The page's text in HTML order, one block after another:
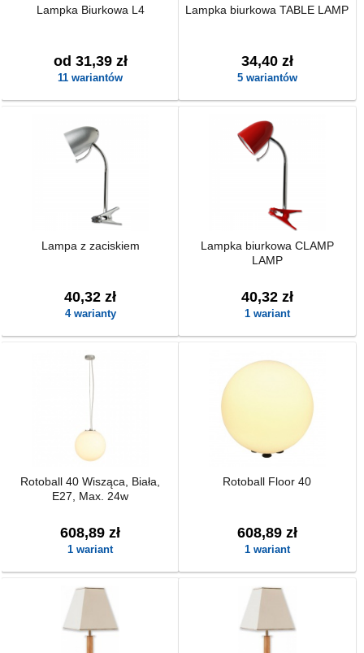
Lampka Biurkowa L4
od 31,39 zł
11 wariantów
Lampka biurkowa TABLE LAMP
34,40 zł
5 wariantów
Lampa z zaciskiem
40,32 zł
4 warianty
Lampka biurkowa CLAMP
LAMP
40,32 zł
1 wariant
Rotoball 40 Wisząca, Biała,
E27, Max. 24w
608,89 zł
1 wariant
Rotoball Floor 40
608,89 zł
1 wariant